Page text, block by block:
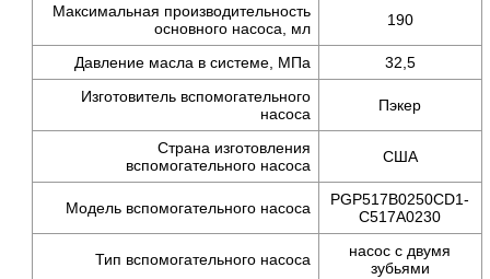
Максимальная производительность
основного насоса, мл
190
Давление масла в системе, МПа
32,5
Изготовитель вспомогательного
насоса
Пэкер
Страна изготовления
вспомогательного насоса
США
Модель вспомогательного насоса
PGP517B0250CD1-
C517A0230
Тип вспомогательного насоса
насос с двумя
зубьями